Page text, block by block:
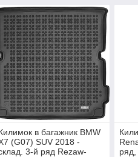
в багажник BMW
(G07) SUV 2018 -
3-й ряд Rezaw-
ряд,